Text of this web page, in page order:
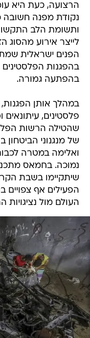
הרצועה, כעת היא
נקודת מפנה חשובה
ותשומת הלב
לייצר אירוע מהסוג
הפנים ישראלית
בהפגנות
בהפתעה גמורה.
במהלך אותן
פלסטינים,
שהטילה הרשות
של מנגנוני
ואלימה במטרה
נמוכה. בחמאס
שיתקיימו בשבת
הפעילים אף צפויים
העולם מול